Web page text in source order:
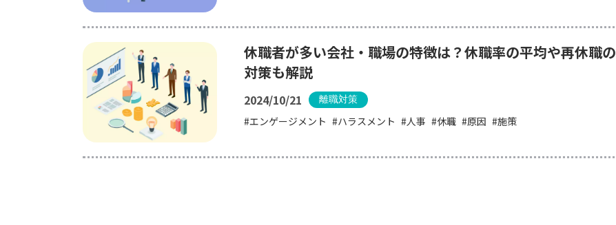
休職者が多い会社・職場の特徴は？休職率の平均や再休職の
対策も解説
2024/10/21 離職対策
エンゲージメント ハラスメント 人事 休職 原因 施策